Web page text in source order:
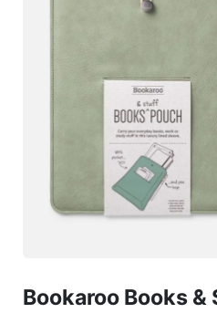
Bookaroo Books